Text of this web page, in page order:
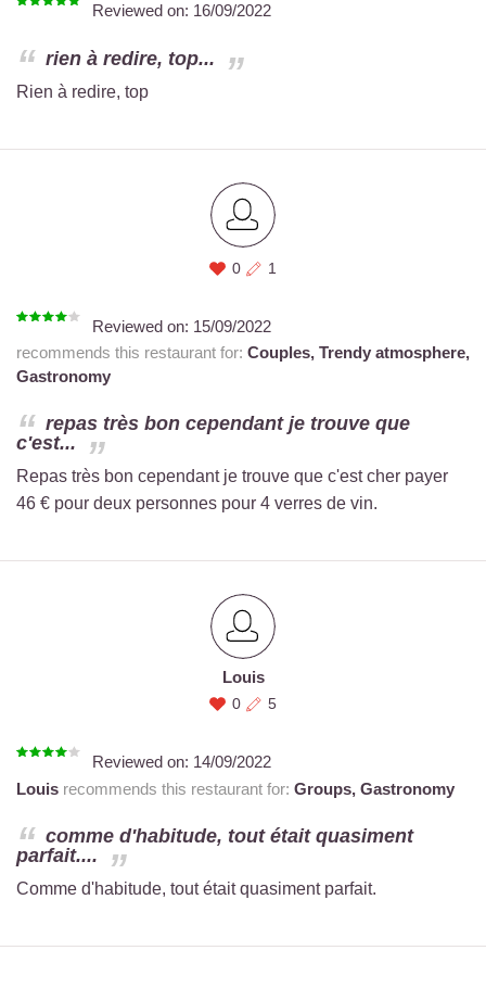
Reviewed on: 16/09/2022
rien à redire, top...
Rien à redire, top
0 1
Reviewed on: 15/09/2022
recommends this restaurant for: Couples, Trendy atmosphere,
Gastronomy
repas très bon cependant je trouve que
c'est...
Repas très bon cependant je trouve que c'est cher payer
46 € pour deux personnes pour 4 verres de vin.
Louis
0 5
Reviewed on: 14/09/2022
Louis recommends this restaurant for: Groups, Gastronomy
comme d'habitude, tout était quasiment
parfait....
Comme d'habitude, tout était quasiment parfait.